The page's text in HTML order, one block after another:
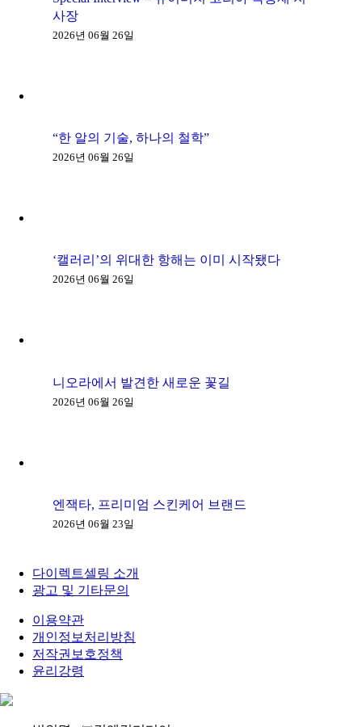
사장
2026년 06월 26일
“한 알의 기술, 하나의 철학”
2026년 06월 26일
‘캘러리’의 위대한 항해는 이미 시작됐다
2026년 06월 26일
니오라에서 발견한 새로운 꽃길
2026년 06월 26일
엔잭타, 프리미엄 스킨케어 브랜드
2026년 06월 23일
다이렉트셀링 소개
광고 및 기타문의
이용약관
개인정보처리방침
저작권보호정책
윤리강령